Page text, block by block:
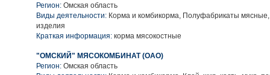
Регион: Омская область
Виды деятельности: Корма и комбикорма, Полуфабрикаты
изделия
Краткая информация: корма мясокостные
"ОМСКИЙ" МЯСОКОМБИНАТ (ОАО)
Регион: Омская область